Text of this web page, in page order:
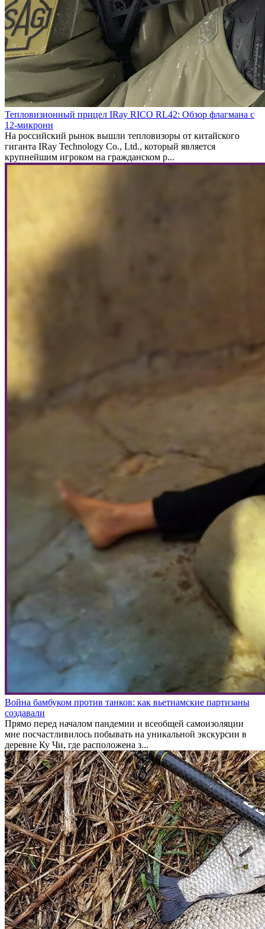
Тепловизионный прицел IRay RICO RL42: Обзор флагмана с
12-микронн
На российский рынок вышли тепловизоры от китайского
гиганта IRay Technology Co., Ltd., который является
крупнейшим игроком на гражданском р...
Война бамбуком против танков: как вьетнамские партизаны
создавали
Прямо перед началом пандемии и всеобщей самоизоляции
мне посчастливилось побывать на уникальной экскурсии в
деревне Ку Чи, где расположена з...